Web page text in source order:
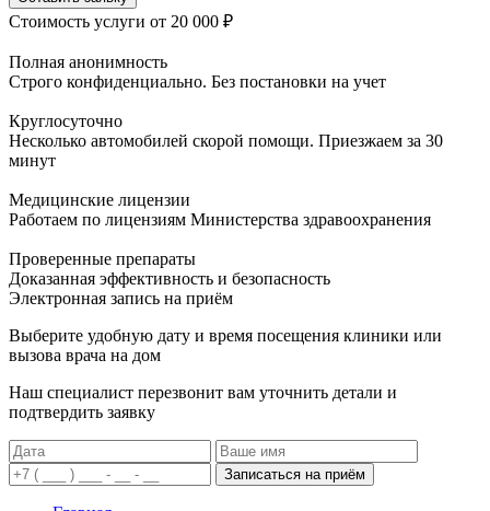
Стоимость услуги от 20 000 ₽
Полная анонимность
Строго конфиденциально. Без постановки на учет
Круглосуточно
Несколько автомобилей скорой помощи. Приезжаем за 30
минут
Медицинские лицензии
Работаем по лицензиям Министерства здравоохранения
Проверенные препараты
Доказанная эффективность и безопасность
Электронная запись на приём
Выберите удобную дату и время посещения клиники или
вызова врача на дом
Наш специалист перезвонит вам уточнить детали и
подтвердить заявку
Записаться на приём